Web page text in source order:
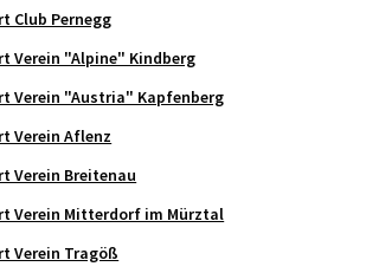
Club Pernegg
Verein "Alpine" Kindberg
Verein "Austria" Kapfenberg
Verein Aflenz
Verein Breitenau
Verein Mitterdorf im Mürztal
Verein Tragöß